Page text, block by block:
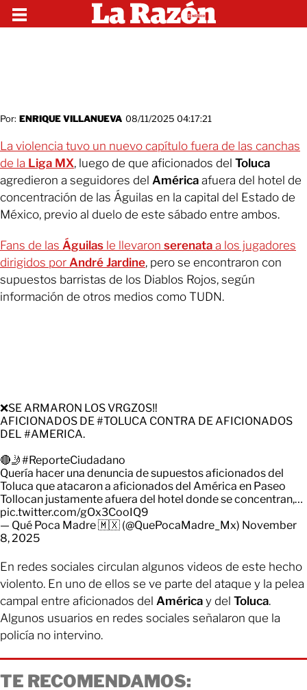
Por: ENRIQUE VILLANUEVA 08/11/2025 04:17:21
La violencia tuvo un nuevo capítulo fuera de las canchas
de la Liga MX, luego de que aficionados del Toluca
agredieron a seguidores del América afuera del hotel de
concentración de las Águilas en la capital del Estado de
México, previo al duelo de este sábado entre ambos.
Fans de las Águilas le llevaron serenata a los jugadores
dirigidos por André Jardine, pero se encontraron con
supuestos barristas de los Diablos Rojos, según
información de otros medios como TUDN.
❌SE ARMARON LOS VRGZ0S‼️
AFICIONADOS DE#TOLUCA CONTRA DE AFICIONADOS
DEL #AMERICA.
🔴🤳#ReporteCiudadano
Quería hacer una denuncia de supuestos aficionados del
Toluca que atacaron a aficionados del América en Paseo
Tollocan justamente afuera del hotel donde se concentran,…
pic.twitter.com/gOx3CooIQ9
— Qué Poca Madre 🇲🇽 (@QuePocaMadre_Mx) November
8, 2025
En redes sociales circulan algunos videos de este hecho
violento. En uno de ellos se ve parte del ataque y la pelea
campal entre aficionados del América y del Toluca.
Algunos usuarios en redes sociales señalaron que la
policía no intervino.
TE RECOMENDAMOS: